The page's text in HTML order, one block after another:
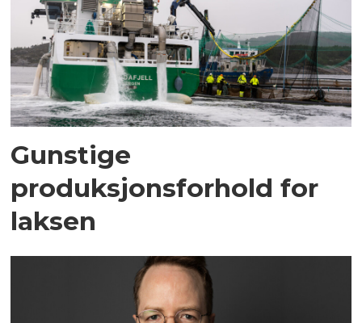
Gunstige
produksjonsforhold for
laksen